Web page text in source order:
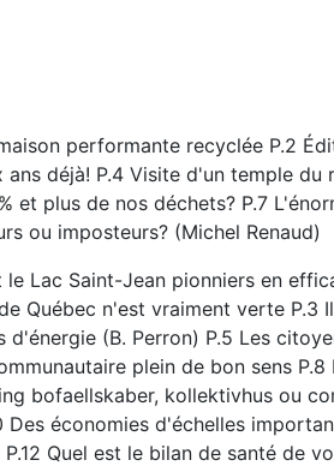
performante recyclée P.2
déjà! P.4 Visite d'un temple du
et plus de nos déchets? P.7
ou imposteurs? (Michel Renaud)
le Lac Saint-Jean pionniers en
Québec n'est vraiment verte P.3
(B. Perron) P.5 Les
plein de bon sens
bofaellskaber, kollektivhus ou
économies d'échelles
Quel est le bilan de santé de